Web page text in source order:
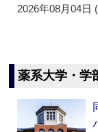
2026年08月04日
薬系大学・学